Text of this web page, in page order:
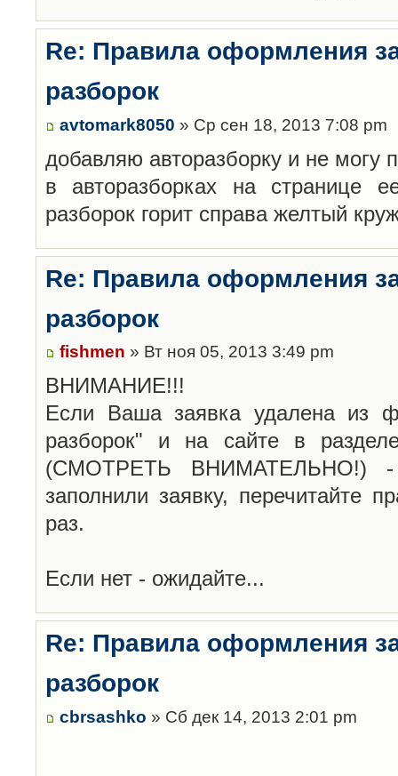
Re: Правила оформления
разборок
avtomark8050 » Ср сен 18, 2013 7:08 pm
добавляю авторазборку и не могу
в авторазборках на странице
разборок горит справа желтый
Re: Правила оформления
разборок
fishmen » Вт ноя 05, 2013 3:49 pm
ВНИМАНИЕ!!!
Если Ваша заявка удалена из
разборок" и на сайте в
(СМОТРЕТЬ ВНИМАТЕЛЬНО!)
заполнили заявку, перечитайте
раз.
Если нет - ожидайте...
Re: Правила оформления
разборок
cbrsashko » Сб дек 14, 2013 2:01 pm